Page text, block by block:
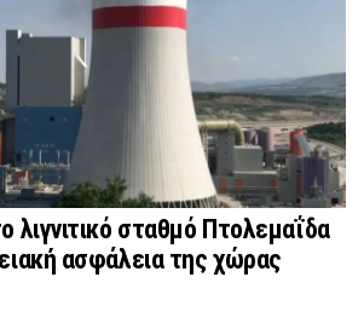
λιγνιτικό σταθμό Πτολεμαΐδα
ασφάλεια της χώρας